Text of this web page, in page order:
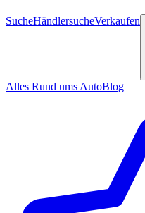
SucheHändlersucheVerkaufen
Alles Rund ums AutoBlog